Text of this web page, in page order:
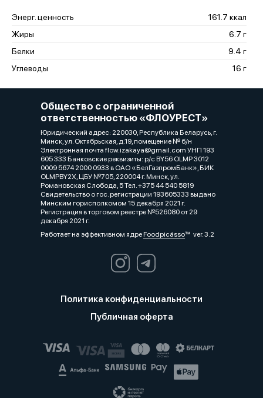
Энерг. ценность
161.7 ккал
Жиры
6.7 г
Белки
9.4 г
Углеводы
16 г
Общество с ограниченной
ответственностью «ФЛОУРЕСТ»
Юридический адрес: 220030, Республика Беларусь, г.
Минск, ул. Октябрьская, д.19, помещение № б/н
Электронная почта flow.izakaya@gmail.com УНП 193
605 333 Банковские реквизиты: р/с BY56 OLMP 3012
0009 5674 2000 0933 в ОАО «БелГазпромБанк», БИК
OLMPBY2X, ЦБУ №705, 220004 г. Минск, ул.
Романовская Слобода, 5 Тел. +375 44 540 5819
Свидетельство о гос. регистрации 193605333 выдано
Минским горисполкомом 15 декабря 2021 г.
Регистрация в торговом реестре №526080 от 29
декабря 2021 г.
Работает на эффективном ядреFoodpicássover. 3.2
Политика конфиденциальности
Публичная оферта